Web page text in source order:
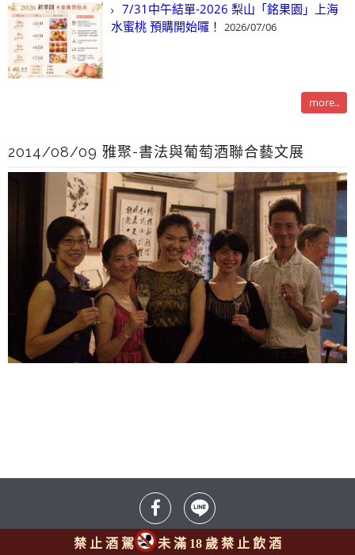
7/31中午結單-2026 梨山「銘果園」上海
水蜜桃 預購開始囉！ 2026/07/06
more..
2014/08/09 雅聚-書法與葡萄酒聯合藝文展
禁 止 酒 駕 未 滿 18 歲 禁 止 飲 酒